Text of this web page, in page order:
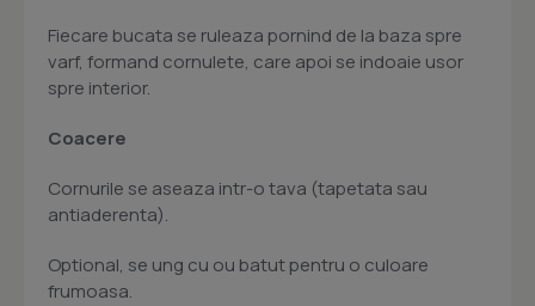
Fiecare bucata se ruleaza pornind de la baza spre
varf, formand cornulete, care apoi se indoaie usor
spre interior.
Coacere
Cornurile se aseaza intr-o tava (tapetata sau
antiaderenta).
Optional, se ung cu ou batut pentru o culoare
frumoasa.